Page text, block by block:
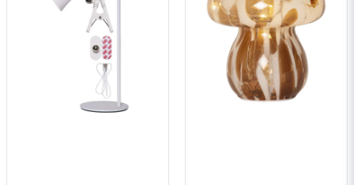
Ja, ni får publicera min fråga